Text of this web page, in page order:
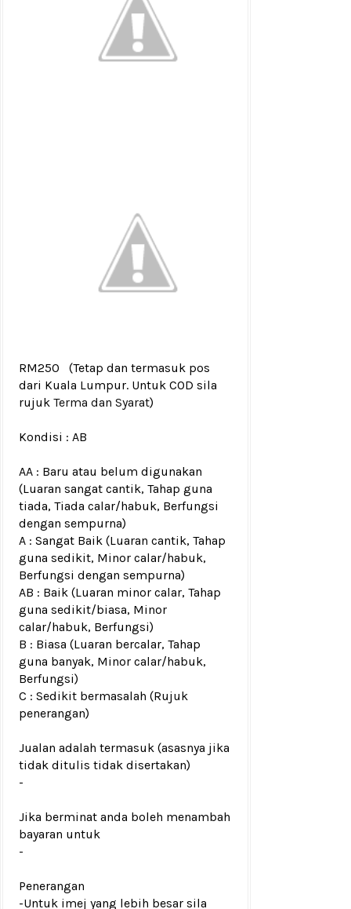
RM250
(Tetap dan termasuk pos
dari Kuala Lumpur. Untuk COD sila
rujuk Terma dan Syarat)
Kondisi : AB
AA : Baru atau belum digunakan
(Luaran sangat cantik, Tahap guna
tiada, Tiada calar/habuk, Berfungsi
dengan sempurna)
A : Sangat Baik (Luaran cantik, Tahap
guna sedikit, Minor calar/habuk,
Berfungsi dengan sempurna)
AB : Baik (Luaran minor calar, Tahap
guna sedikit/biasa, Minor
calar/habuk, Berfungsi)
B : Biasa (Luaran bercalar, Tahap
guna banyak, Minor calar/habuk,
Berfungsi)
C : Sedikit bermasalah (Rujuk
penerangan)
Jualan adalah termasuk (asasnya jika
tidak ditulis tidak disertakan)
-
Jika berminat anda boleh menambah
bayaran untuk
-
Penerangan
-Untuk imej yang lebih besar sila